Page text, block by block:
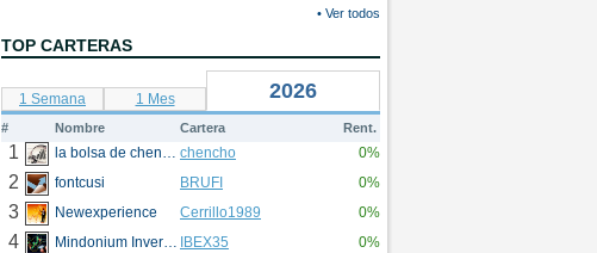
• Ver todos
TOP CARTERAS
1 Semana 1 Mes 2026
# Nombre Cartera Rent.
1 la bolsa de chencho chencho 0%
2 fontcusi BRUFI 0%
3 Newexperience Cerrillo1989 0%
4 Mindonium Inversions IBEX35 0%